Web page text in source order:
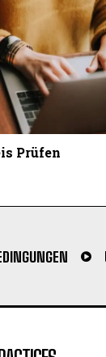
Prüfen